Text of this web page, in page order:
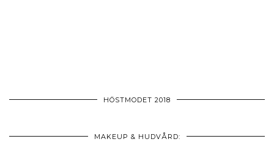
HÖSTMODET 2018
MAKEUP & HUDVÅRD: